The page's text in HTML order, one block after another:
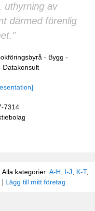
uthyrning av
därmed förenlig
- Bygg -
Datakonsult
7314
Alla kategorier: A-H I-J K-T,
Lägg till mitt företag